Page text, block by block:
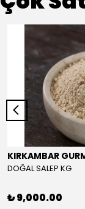
KIRKAMBAR
DOĞAL SALEP KG
₺ 9,000.00